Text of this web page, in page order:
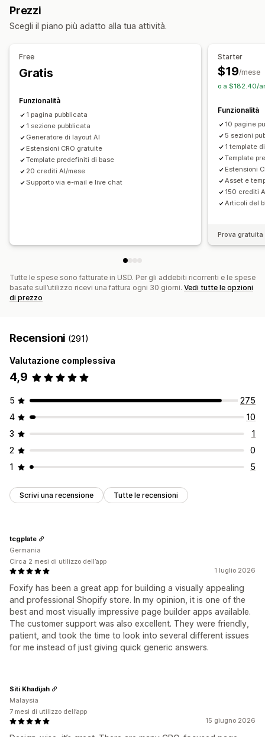
Pagine “Chi siamo”
Visualizzazione rapida
Piè di pagina Moduli
Pagine Note legali
Pagina Recensioni
Pagine Prezzi
Pagine personalizzate
Gestione pagine
Strumento Editor Elementi
Importazione ed esportazione
Pagine in bozza Versioni delle pagine
Modifica in blocco
Pubblicazione in blocco
Sincronizzazione dei contenuti
Sezioni globali Stili globali
Localizzazione
Prezzi
Scegli il piano più adatto alla tua attività.
Free
Gratis
Funzionalità
1 pagina pubblicata
1 sezione pubblicata
Generatore di layout AI
Estensioni CRO gratuite
Template predefiniti di base
20 crediti AI/mese
Supporto via e-mail e live chat
Starter
$19/mese
o a $182.40/
Funzionalità
10 pagine
5 sezioni
1 template
Template
Estensioni
Asset e
150 crediti
Articoli del
Prova
Tutte le spese sono fatturate in USD. Per gli addebiti ricorrenti e le spese
basate sull’utilizzo ricevi una fattura ogni 30 giorni. Vedi tutte le opzioni
di prezzo
Recensioni (291)
Valutazione complessiva
4,9
5
275
4
10
3
1
2
0
1
5
Scrivi una recensione Tutte le recensioni
1 luglio 2026
Foxify has been a great app for building a visually appealing
and professional Shopify store. In my opinion, it is one of the
best and most visually impressive page builder apps available.
The customer support was also excellent. They were friendly,
patient, and took the time to look into several different issues
for me instead of just giving quick generic answers.
tcgplate
Germania
Circa 2 mesi di utilizzo dell’app
15 giugno 2026
Siti Khadijah
Malaysia
7 mesi di utilizzo dell’app